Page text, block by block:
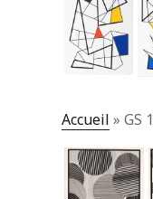
Accueil »GS